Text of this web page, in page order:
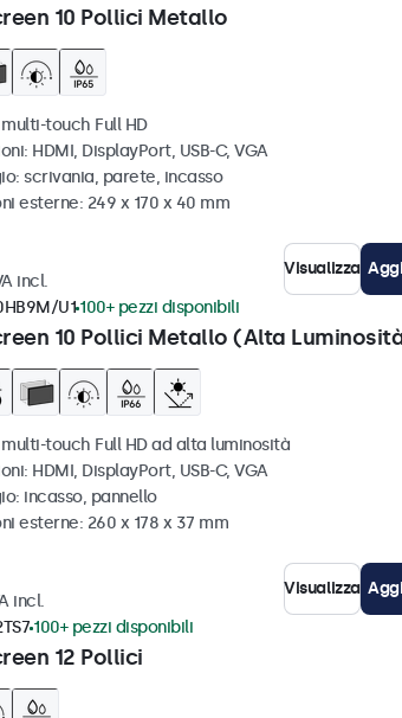
10 Pollici Metallo
touch Full HD
HDMI, DisplayPort, USB-C, VGA
scrivania, parete, incasso
esterne: 249 x 170 x 40 mm
incl.
Visualizza
10 Pollici Metallo (Alta
U1 100+ pezzi disponibili
touch Full HD ad alta luminosità
HDMI, DisplayPort, USB-C, VGA
incasso, pannello
esterne: 260 x 178 x 37 mm
incl.
Visualizza
12 Pollici
100+ pezzi disponibili